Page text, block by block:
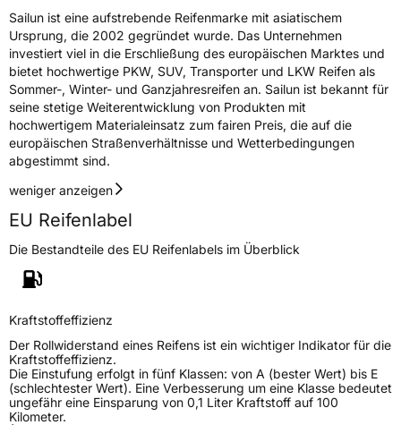
Rollgeräusch (dB)70
Fahrzeugklasse
C1
3PMSF / Schneeflockensymbol / Alpine-SymbolNein
EisgripNein
Allgemeine Produktsicherheit (GPSR)
HerstellerkontaktSailun Europe GmbH, Grosser Hasenpfad 30
Sailun ist eine aufstrebende Reifenmarke mit asiatischem
Ursprung, die 2002 gegründet wurde. Das Unternehmen
investiert viel in die Erschließung des europäischen Marktes und
bietet hochwertige PKW, SUV, Transporter und LKW Reifen als
Sommer-, Winter- und Ganzjahresreifen an. Sailun ist bekannt für
seine stetige Weiterentwicklung von Produkten mit
hochwertigem Materialeinsatz zum fairen Preis, die auf die
europäischen Straßenverhältnisse und Wetterbedingungen
abgestimmt sind.
weniger anzeigen
EU Reifenlabel
Die Bestandteile des EU Reifenlabels im Überblick
Kraftstoffeffizienz
Der Rollwiderstand eines Reifens ist ein wichtiger Indikator für die
Kraftstoffeffizienz.
Die Einstufung erfolgt in fünf Klassen: von A (bester Wert) bis E
(schlechtester Wert). Eine Verbesserung um eine Klasse bedeutet
ungefähr eine Einsparung von 0,1 Liter Kraftstoff auf 100
Kilometer.